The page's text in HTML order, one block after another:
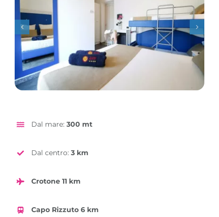
Dal mare: 300 mt
Dal centro: 3 km
Crotone 11 km
Capo Rizzuto 6 km